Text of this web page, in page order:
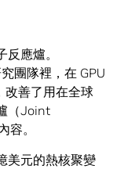
應爐。
團隊裡，在 GPU
善了用在全球
（Joint
容。
美元的熱核聚變